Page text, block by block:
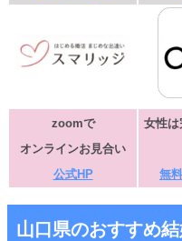
zoomで
オンラインお見合い
公式HP
女性は
無
山口県のおすすめ